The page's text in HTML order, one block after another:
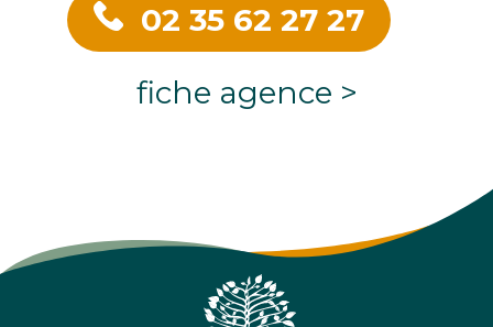
02 35 62 27 27
fiche agence >